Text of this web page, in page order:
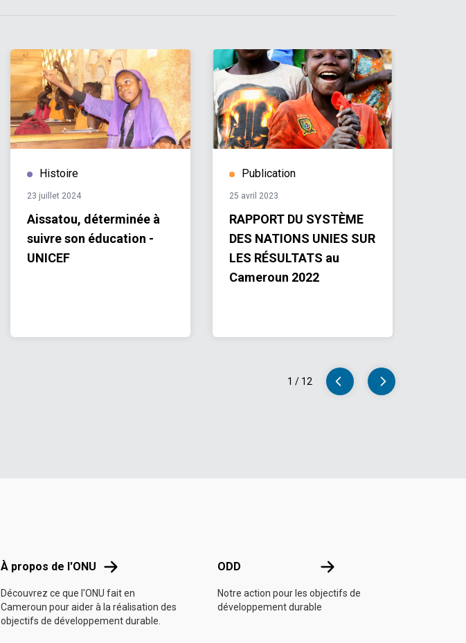
Histoire
23 juillet 2024
Aissatou, déterminée à
suivre son éducation -
UNICEF
Publication
25 avril 2023
RAPPORT DU SYSTÈME
DES NATIONS UNIES SUR
LES RÉSULTATS au
Cameroun 2022
1 / 12
À propos de l'ONU À propos de l'ONU
Découvrez ce que l'ONU fait en
Cameroun pour aider à la réalisation des
objectifs de développement durable.
ODD ODD
Notre action pour les objectifs de
développement durable